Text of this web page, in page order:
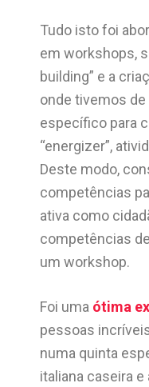
Tudo isto foi
em workshops,
building” e a
onde tivemos
específico para
“energizer”,
Deste modo,
competências
ativa como
competências
um workshop.
Foi uma ótima
pessoas
numa quinta
italiana caseira